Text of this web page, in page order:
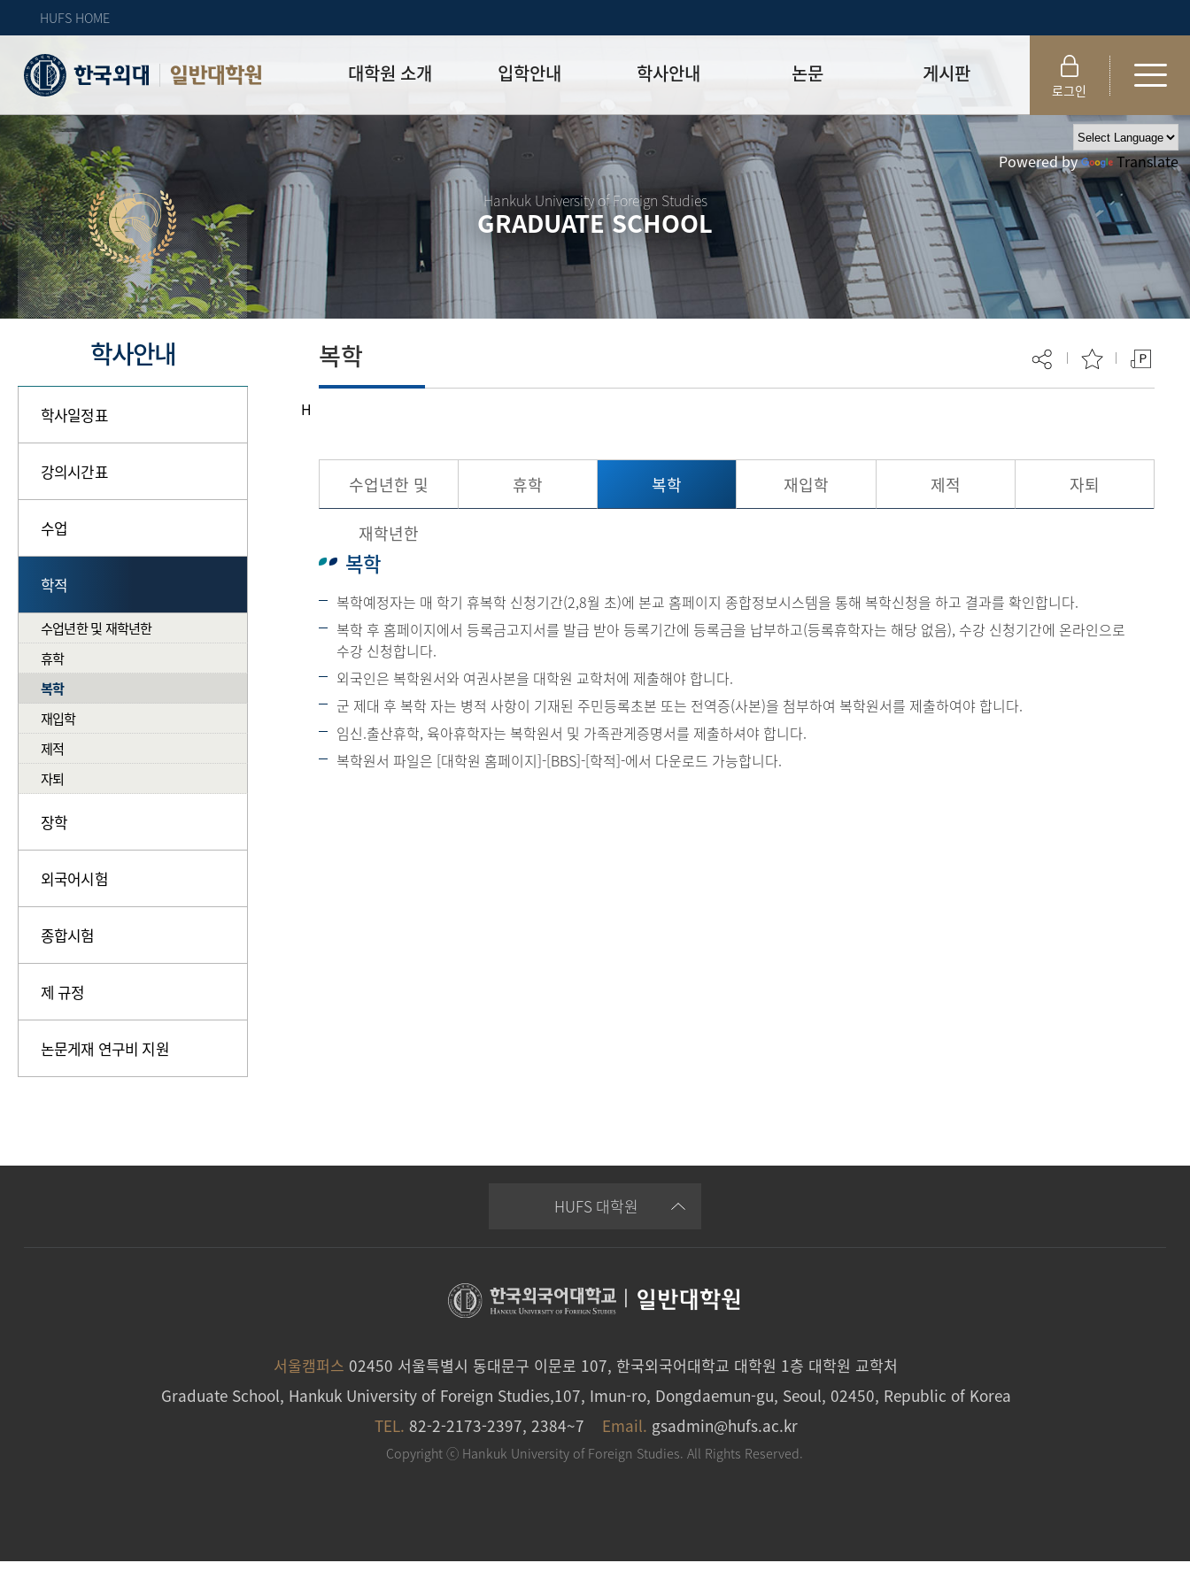
HUFS HOME
일반대학원 대학원 소개
원장인사
연혁
주임교수 연락처
자체 평가
입학안내
모집일정
모집요강
입시 공지사항
학부-대학원 연계과정
석·박사 통합 학위과정
박사후 연구과정
학사안내
학사일정표
강의시간표
수업
학적
장학
외국어시험
종합시험
제 규정
논문
학위논문제출 절차/자격
논문작성법 및 템플릿
양식함
논문지도_
학위논문제안심사
연구윤리교육 이수 안내
연구윤리위원회 규정
연구윤리 지침서
게시판
공지사항
자료실
FAQ
취업·모집 관련 공지
특강·프로그램 관련 공지
대학원생권리장전
대학원 총학생회
외국인 유학생 비자(VISA)
로그인
Hankuk University of Foreign Studies
GRADUATE SCHOOL
Powered by Translate
학사안내
학사일정표
강의시간표
수업
학적
수업년한 및 재학년한
휴학
복학
재입학
제적
자퇴
장학
외국어시험
종합시험
제 규정
논문게재 연구비 지원
H
복학
수업년한 및
재학년한
휴학 복학 재입학 제적 자퇴
복학
복학예정자는 매 학기 휴복학 신청기간(2,8월 초)에 본교 홈페이지 종합정보시스템을 통해 복학신청을 하고 결과를 확인합니다.
복학 후 홈페이지에서 등록금고지서를 발급 받아 등록기간에 등록금을 납부하고(등록휴학자는 해당 없음), 수강 신청기간에 온라인으로
수강 신청합니다.
외국인은 복학원서와 여권사본을 대학원 교학처에 제출해야 합니다.
군 제대 후 복학 자는 병적 사항이 기재된 주민등록초본 또는 전역증(사본)을 첨부하여 복학원서를 제출하여야 합니다.
임신.출산휴학, 육아휴학자는 복학원서 및 가족관게증명서를 제출하셔야 합니다.
복학원서 파일은 [대학원 홈페이지]-[BBS]-[학적]-에서 다운로드 가능합니다.
HUFS 대학원
| 일반대학원
서울캠퍼스 02450 서울특별시 동대문구 이문로 107, 한국외국어대학교 대학원 1층 대학원 교학처
Graduate School, Hankuk University of Foreign Studies,107, Imun-ro, Dongdaemun-gu, Seoul, 02450, Republic of Korea
TEL. 82-2-2173-2397, 2384~7 Email. gsadmin@hufs.ac.kr
Copyright ⓒ Hankuk University of Foreign Studies. All Rights Reserved.